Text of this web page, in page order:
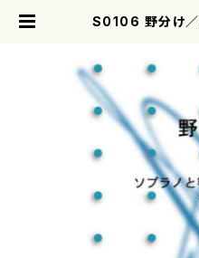
S0106 野分け／